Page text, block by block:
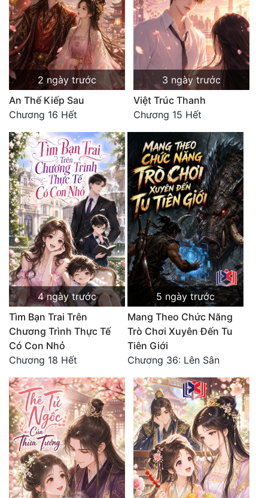
2 ngày trước
An Thế Kiếp Sau
Chương 16 Hết
3 ngày trước
Việt Trúc Thanh
Chương 15 Hết
4 ngày trước
Tìm Bạn Trai Trên
Chương Trình Thực Tế
Có Con Nhỏ
Chương 18 Hết
5 ngày trước
Mang Theo Chức Năng
Trò Chơi Xuyên Đến Tu
Tiên Giới
Chương 36: Lên Sân